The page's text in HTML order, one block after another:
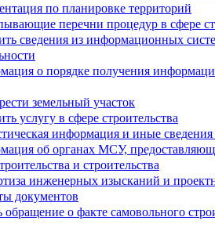
по планировке территорий
перечни процедур в сфере
сведения из информационных
о порядке получения
земельный участок
услугу в сфере строительства
информация и иные сведения
об органах МСУ,
и строительства
инженерных изысканий и
документов
обращение о факте самовольного